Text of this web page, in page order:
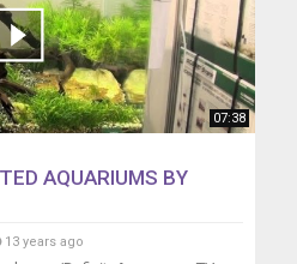
07:38
AQUARIUMS BY
13 years ago